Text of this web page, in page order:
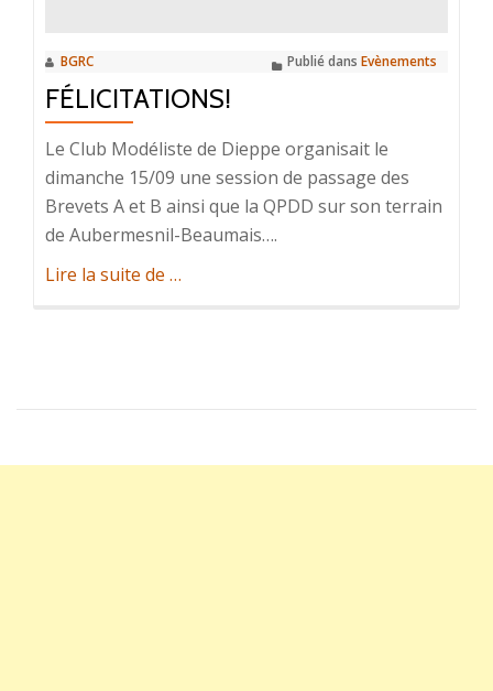
BGRC Publié dans Evènements
FÉLICITATIONS!
Le Club Modéliste de Dieppe organisait le
dimanche 15/09 une session de passage des
Brevets A et B ainsi que la QPDD sur son terrain
de Aubermesnil-Beaumais….
Lire la suite de à
…